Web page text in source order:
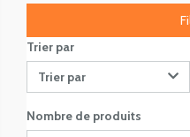
Trier par
Trier par
Nombre de produits